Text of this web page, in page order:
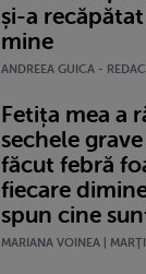
și-a
mine
ANDREEA GUICA -
Fetița mea a
sechele
făcut febră
fiecare
spun cine
MARIANA VOINEA |